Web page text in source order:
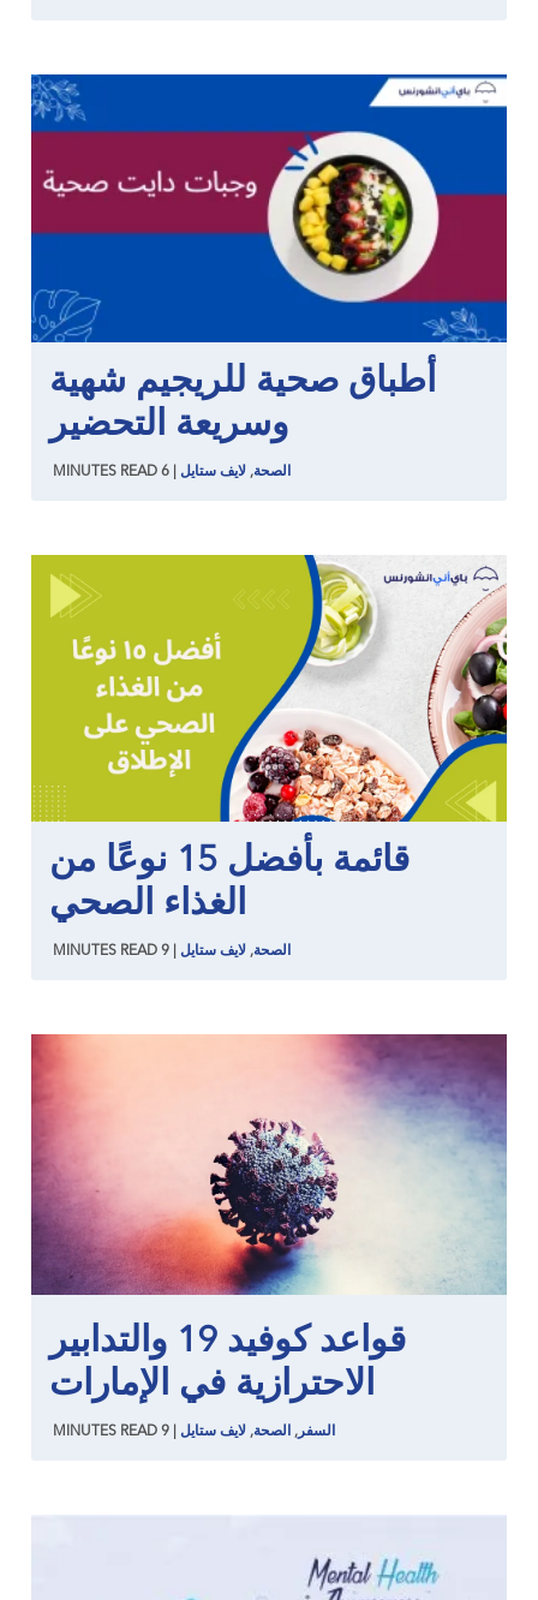
أطباق صحية للريجيم شهية
وسريعة التحضير
الصحة, لايف ستايل 6
MINUTES READ
قائمة بأفضل 15 نوعًا من
الغذاء الصحي
الصحة, لايف ستايل 9
MINUTES READ
قواعد كوفيد 19 والتدابير
الاحترازية في الإمارات
السفر , الصحة, لايف ستايل 9
MINUTES READ